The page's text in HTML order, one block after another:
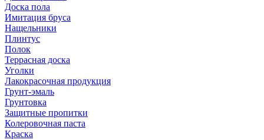
Доска пола
Имитация бруса
Нащельники
Плинтус
Полок
Террасная доска
Уголки
Лакокрасочная продукция
Грунт-эмаль
Грунтовка
Защитные пропитки
Колеровочная паста
Краска